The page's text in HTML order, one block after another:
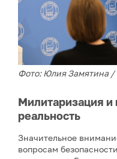
Фото: Юлия Замятина
Милитаризация и
реальность
Значительное
вопросам